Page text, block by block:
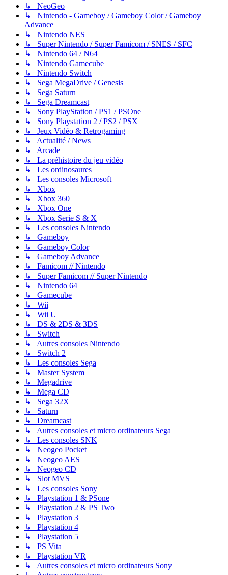
↳ NeoGeo
↳ Nintendo - Gameboy / Gameboy Color / Gameboy
Advance
↳ Nintendo NES
↳ Super Nintendo / Super Famicom / SNES / SFC
↳ Nintendo 64 / N64
↳ Nintendo Gamecube
↳ Nintendo Switch
↳ Sega MegaDrive / Genesis
↳ Sega Saturn
↳ Sega Dreamcast
↳ Sony PlayStation / PS1 / PSOne
↳ Sony Playstation 2 / PS2 / PSX
↳ Jeux Vidéo & Retrogaming
↳ Actualité / News
↳ Arcade
↳ La préhistoire du jeu vidéo
↳ Les ordinosaures
↳ Les consoles Microsoft
↳ Xbox
↳ Xbox 360
↳ Xbox One
↳ Xbox Serie S & X
↳ Les consoles Nintendo
↳ Gameboy
↳ Gameboy Color
↳ Gameboy Advance
↳ Famicom // Nintendo
↳ Super Famicom // Super Nintendo
↳ Nintendo 64
↳ Gamecube
↳ Wii
↳ Wii U
↳ DS & 2DS & 3DS
↳ Switch
↳ Autres consoles Nintendo
↳ Switch 2
↳ Les consoles Sega
↳ Master System
↳ Megadrive
↳ Mega CD
↳ Sega 32X
↳ Saturn
↳ Dreamcast
↳ Autres consoles et micro ordinateurs Sega
↳ Les consoles SNK
↳ Neogeo Pocket
↳ Neogeo AES
↳ Neogeo CD
↳ Slot MVS
↳ Les consoles Sony
↳ Playstation 1 & PSone
↳ Playstation 2 & PS Two
↳ Playstation 3
↳ Playstation 4
↳ Playstation 5
↳ PS Vita
↳ Playstation VR
↳ Autres consoles et micro ordinateurs Sony